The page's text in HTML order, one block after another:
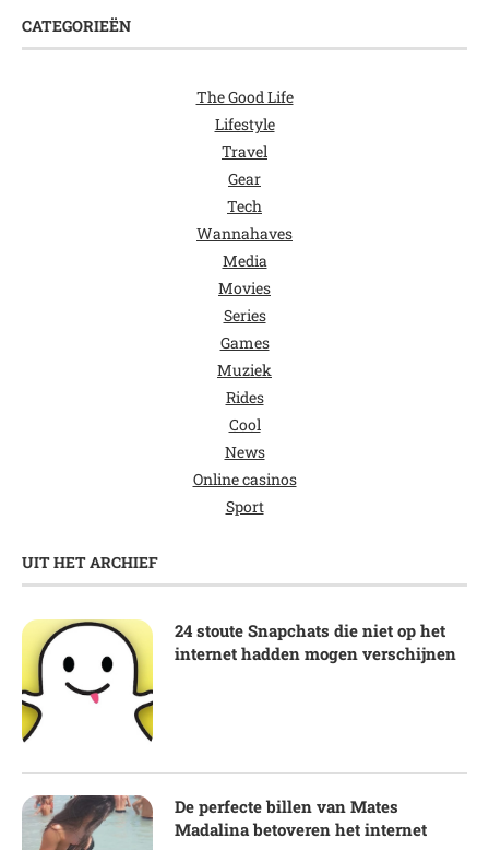
CATEGORIEËN
The Good Life
Lifestyle
Travel
Gear
Tech
Wannahaves
Media
Movies
Series
Games
Muziek
Rides
Cool
News
Online casinos
Sport
UIT HET ARCHIEF
24 stoute Snapchats die niet op het
internet hadden mogen verschijnen
De perfecte billen van Mates
Madalina betoveren het internet